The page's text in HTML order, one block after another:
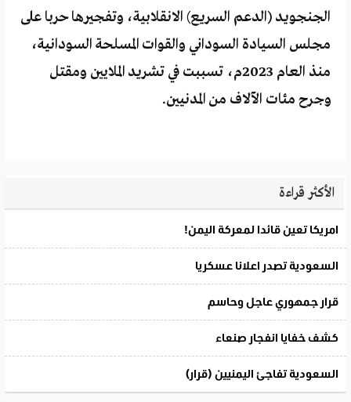
الجنجويد (الدعم السريع) الانقلابية، وتفجيرها حربا على
مجلس السيادة السوداني والقوات المسلحة السودانية،
منذ العام 2023م، تسببت في تشريد الملايين ومقتل
وجرح مئات الآلاف من المدنيين.
الأكثر قراءة